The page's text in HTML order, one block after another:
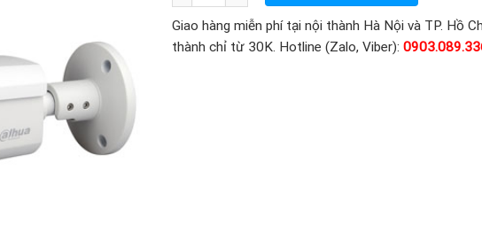
Giao hàng miễn phí tại nội thành Hà Nội và TP. Hồ
thành chỉ từ 30K. Hotline (Zalo, Viber):